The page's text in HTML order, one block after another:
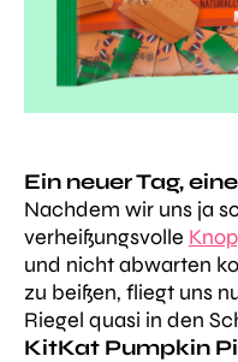
Ein neuer Tag,
Nachdem wir uns ja
verheißungsvolle
und nicht abwarten
zu beißen, fliegt uns
Riegel quasi in den
KitKat Pumpkin